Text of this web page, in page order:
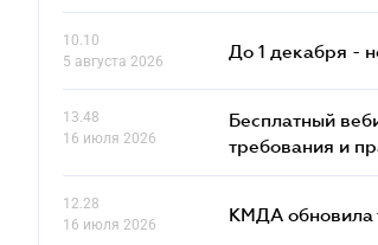
10.10
5 августа 2026
До 1 декабря -
13.48
16 июля 2026
Бесплатный
требования и
12.28
16 июля 2026
КМДА обновила